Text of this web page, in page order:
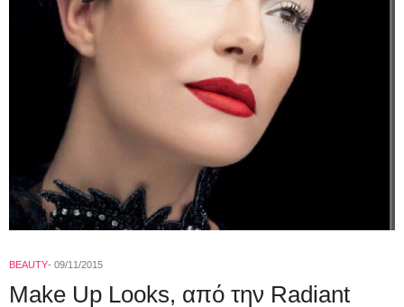
BEAUTY 09/11/2015
Make Up Looks, από την Radiant